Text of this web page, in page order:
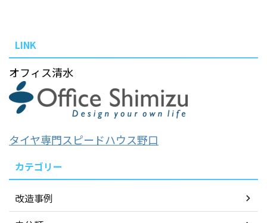
LINK
オフィス清水
タイヤ専門スピードハウス野口
カテゴリー
改造事例